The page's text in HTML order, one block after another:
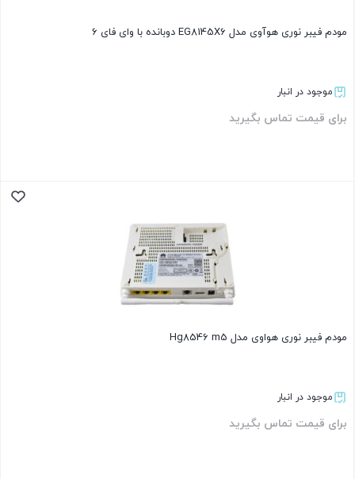
مودم فیبر نوری هوآوی مدل EG8145X6 دوبانده با وای فای 6
موجود در انبار
برای قیمت تماس بگیرید
مودم فیبر نوری هواوی مدل Hg8546 m5
موجود در انبار
برای قیمت تماس بگیرید